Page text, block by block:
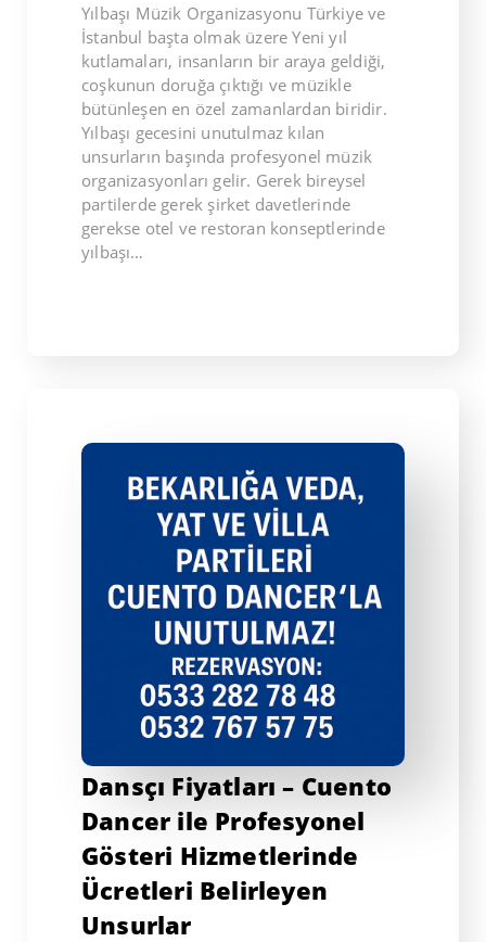
Yılbaşı Müzik Organizasyonu Türkiye ve
İstanbul başta olmak üzere Yeni yıl
kutlamaları, insanların bir araya geldiği,
coşkunun doruğa çıktığı ve müzikle
bütünleşen en özel zamanlardan biridir.
Yılbaşı gecesini unutulmaz kılan
unsurların başında profesyonel müzik
organizasyonları gelir. Gerek bireysel
partilerde gerek şirket davetlerinde
gerekse otel ve restoran konseptlerinde
yılbaşı…
Dansçı Fiyatları – Cuento
Dancer ile Profesyonel
Gösteri Hizmetlerinde
Ücretleri Belirleyen
Unsurlar